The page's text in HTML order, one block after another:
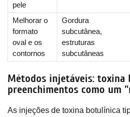
pele
Melhorar o
formato
oval e os
contornos
Gordura
subcutânea,
estruturas
subcutâneas
Métodos injetáveis: toxina
preenchimentos como um
As injeções de toxina botulínica